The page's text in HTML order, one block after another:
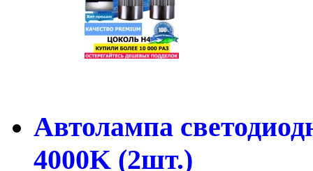
Автолампа
4000K (2шт.)